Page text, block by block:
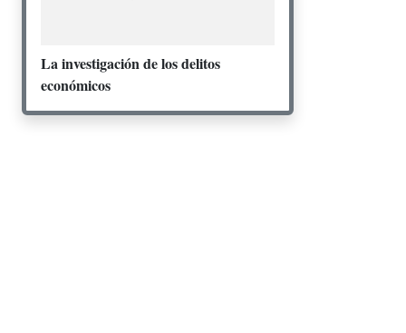
La investigación de los delitos
económicos